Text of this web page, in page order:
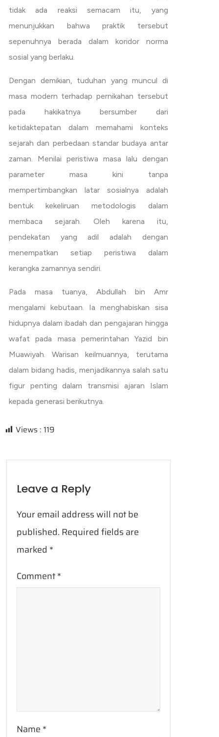
tidak ada reaksi semacam itu, yang
menunjukkan bahwa praktik tersebut
sepenuhnya berada dalam koridor norma
sosial yang berlaku.
Dengan demikian, tuduhan yang muncul di
masa modern terhadap pernikahan tersebut
pada hakikatnya bersumber dari
ketidaktepatan dalam memahami konteks
sejarah dan perbedaan standar budaya antar
zaman. Menilai peristiwa masa lalu dengan
parameter masa kini tanpa
mempertimbangkan latar sosialnya adalah
bentuk kekeliruan metodologis dalam
membaca sejarah. Oleh karena itu,
pendekatan yang adil adalah dengan
menempatkan setiap peristiwa dalam
kerangka zamannya sendiri.
Pada masa tuanya, Abdullah bin Amr
mengalami kebutaan. Ia menghabiskan sisa
hidupnya dalam ibadah dan pengajaran hingga
wafat pada masa pemerintahan Yazid bin
Muawiyah. Warisan keilmuannya, terutama
dalam bidang hadis, menjadikannya salah satu
figur penting dalam transmisi ajaran Islam
kepada generasi berikutnya.
Views : 119
Leave a Reply
Your email address will not be
published. Required fields are
marked *
Comment*
Name *